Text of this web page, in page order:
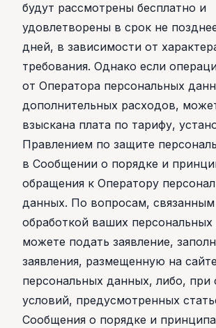
будут рассмотрены бесплатно и
удовлетворены в срок не
дней, в зависимости от
требования. Однако если
от Оператора персональных
дополнительных расходов,
взыскана плата по тарифу,
Правлением по защите
в Сообщении о порядке и
обращения к Оператору
данных. По вопросам, связанным
обработкой ваших
можете подать заявление,
заявления, размещенную на
персональных данных, либо, при
условий, предусмотренных
Сообщения о порядке и